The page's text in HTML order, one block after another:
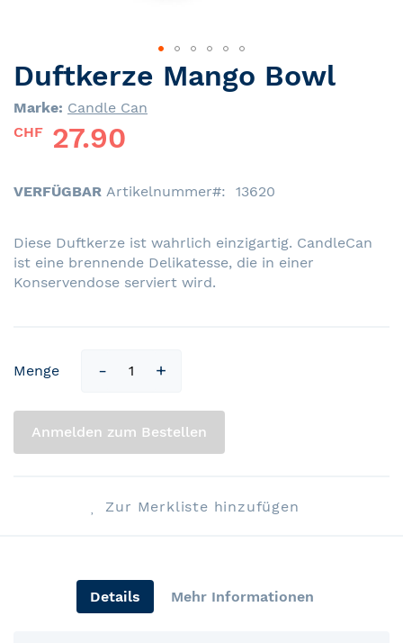
Skip
to
the
beginning
images
Duftkerze Mango Bowl
Marke: Candle Can
CHF 27.90
VERFÜGBAR Artikelnummer 13620
Diese Duftkerze ist wahrlich einzigartig. CandleCan
ist eine brennende Delikatesse, die in einer
Konservendose serviert wird.
Menge
Anmelden zum Bestellen
Zur Merkliste hinzufügen
Details Mehr Informationen